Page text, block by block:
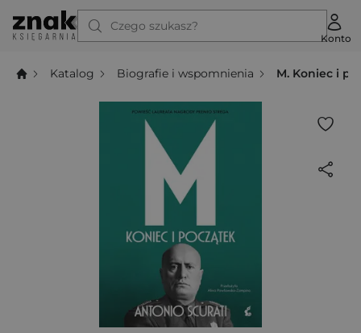
Czego szukasz?
Konto
Katalog Biografie i wspomnienia M. Koniec i